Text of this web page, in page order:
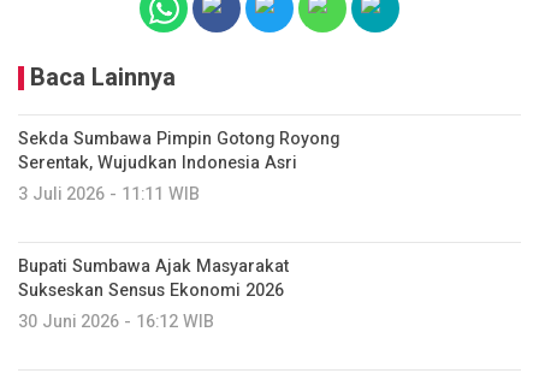
Baca Lainnya
Sekda Sumbawa Pimpin Gotong Royong
Serentak, Wujudkan Indonesia Asri
3 Juli 2026 - 11:11 WIB
Bupati Sumbawa Ajak Masyarakat
Sukseskan Sensus Ekonomi 2026
30 Juni 2026 - 16:12 WIB